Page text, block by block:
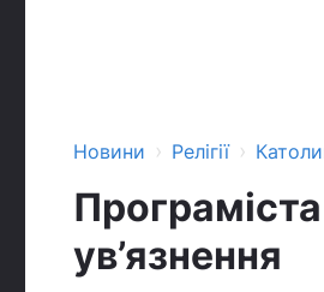
Новини › Релігії ›
ув’язнення